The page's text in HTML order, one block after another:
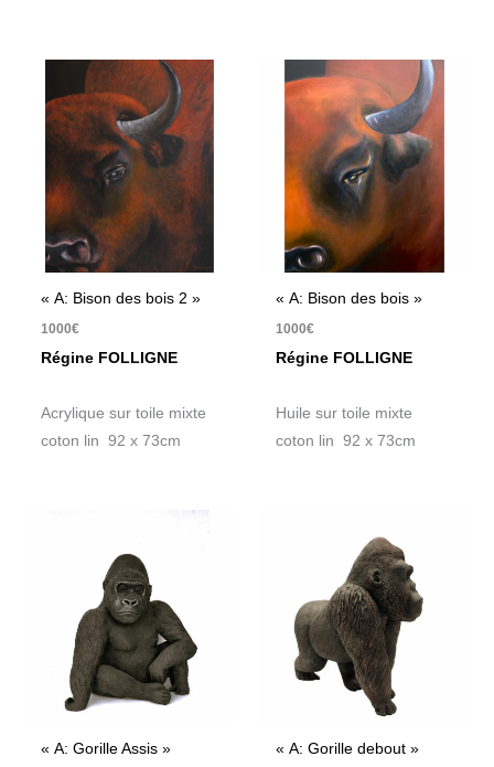
« A: Bison des bois 2 »
1000€
Régine FOLLIGNE
Acrylique sur toile mixte
coton lin 92 x 73cm
« A: Bison des bois »
1000€
Régine FOLLIGNE
Huile sur toile mixte
coton lin 92 x 73cm
« A: Gorille Assis » « A: Gorille debout »